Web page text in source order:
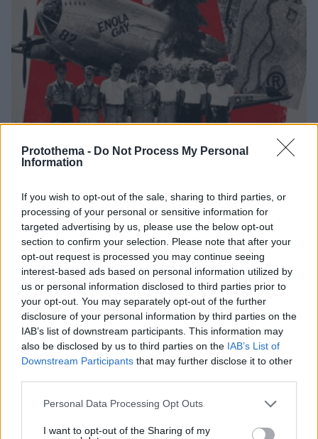
Protothema - Do Not Process My Personal
Information
If you wish to opt-out of the sale, sharing to third parties, or
processing of your personal or sensitive information for
targeted advertising by us, please use the below opt-out
section to confirm your selection. Please note that after your
opt-out request is processed you may continue seeing
interest-based ads based on personal information utilized by
us or personal information disclosed to third parties prior to
your opt-out. You may separately opt-out of the further
disclosure of your personal information by third parties on the
IAB’s list of downstream participants. This information may
also be disclosed by us to third parties on the IAB’s List of
Downstream Participants that may further disclose it to other
Please note that this website/app uses one or more Google
not limited to your visit or usage behaviour. You may click to
Personal Data Processing Opt Outs
I want to opt-out of the Sharing of my
Χιροσίμα 6 Αυγούστου 1945: Όταν το «Μικρό
Αγόρι» σκότωσε 80.000 ανθρώπους
06.08.2026, 07:56